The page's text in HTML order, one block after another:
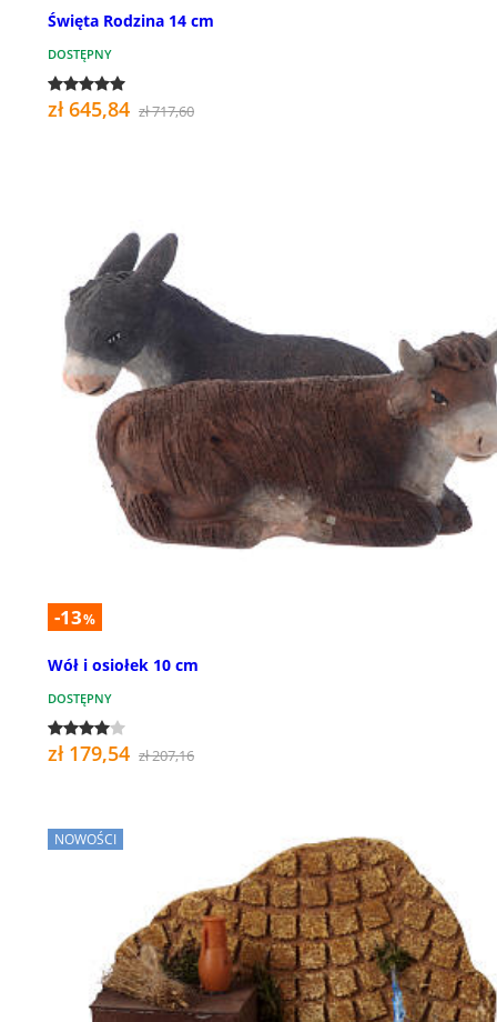
Święta Rodzina 14 cm
DOSTĘPNY
zł 645,84 zł 717,60
-13%
Wół i osiołek 10 cm
DOSTĘPNY
zł 179,54 zł 207,16
NOWOŚCI